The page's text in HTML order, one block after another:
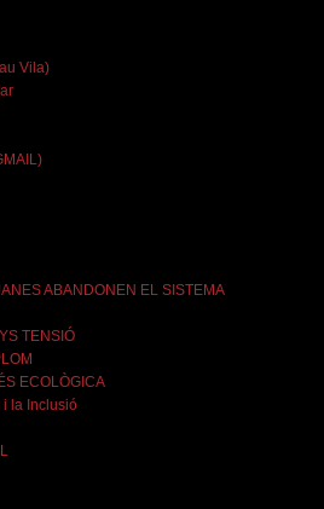
Vila)
ABANDONEN EL SISTEMA
TENSIÓ
ECOLÒGICA
la Inclusió